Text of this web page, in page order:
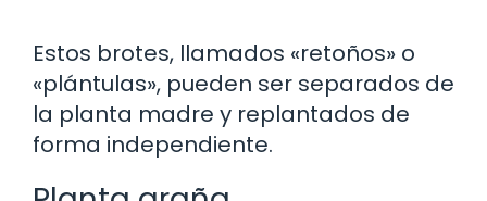
Estos brotes, llamados «retoños» o
«plántulas», pueden ser separados de
la planta madre y replantados de
forma independiente.